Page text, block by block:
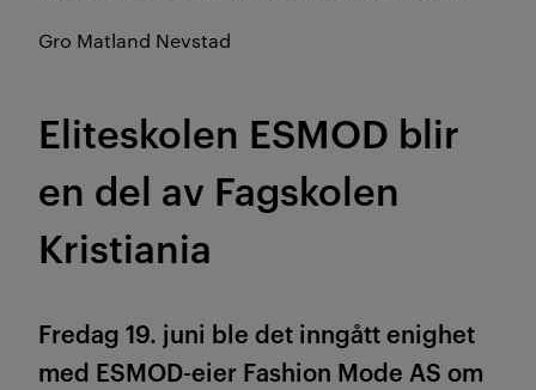
Gro Matland Nevstad
Eliteskolen ESMOD blir
en del av Fagskolen
Kristiania
Fredag 19. juni ble det inngått enighet
med ESMOD-eier Fashion Mode AS om